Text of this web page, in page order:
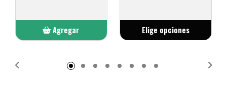
Agregar
Elige opciones